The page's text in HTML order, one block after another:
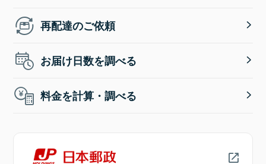
再配達のご依頼
お届け日数を調べる
料金を計算・調べる